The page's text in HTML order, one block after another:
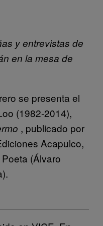
y entrevistas de
en la mesa de
se presenta el
(1982-2014),
, publicado por
Acapulco,
(Álvaro